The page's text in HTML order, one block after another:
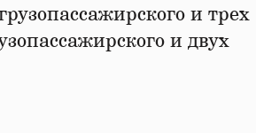
и трех
и двух